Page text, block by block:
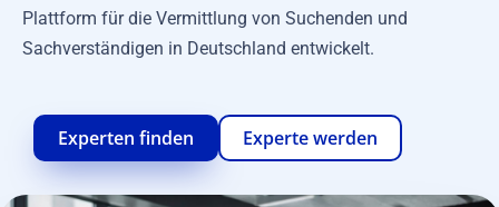
Plattform für die Vermittlung von Suchenden und
Sachverständigen in Deutschland entwickelt.
Experten finden Experte werden